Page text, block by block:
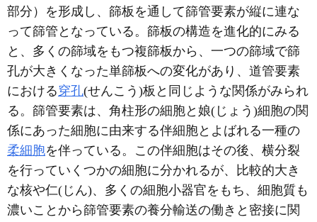
部分）を形成し、篩板を通して篩管要素が縦に連な
って篩管となっている。篩板の構造を進化的にみる
と、多くの篩域をもつ複篩板から、一つの篩域で篩
孔が大きくなった単篩板への変化があり、道管要素
における穿孔(せんこう)板と同じような関係がみられ
る。篩管要素は、角柱形の細胞と娘(じょう)細胞の関
係にあった細胞に由来する伴細胞とよばれる一種の
柔細胞を伴っている。この伴細胞はその後、横分裂
を行っていくつかの細胞に分かれるが、比較的大き
な核や仁(じん)、多くの細胞小器官をもち、細胞質も
濃いことから篩管要素の養分輸送の働きと密接に関